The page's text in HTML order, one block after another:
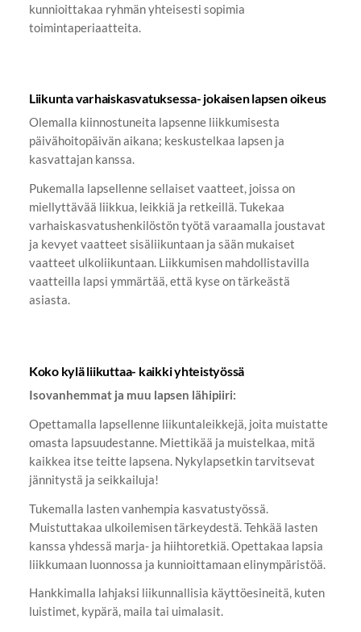
kunnioittakaa ryhmän yhteisesti sopimia
toimintaperiaatteita.
Liikunta varhaiskasvatuksessa- jokaisen lapsen oikeus
Olemalla kiinnostuneita lapsenne liikkumisesta
päivähoitopäivän aikana; keskustelkaa lapsen ja
kasvattajan kanssa.
Pukemalla lapsellenne sellaiset vaatteet, joissa on
miellyttävää liikkua, leikkiä ja retkeillä. Tukekaa
varhaiskasvatushenkilöstön työtä varaamalla joustavat
ja kevyet vaatteet sisäliikuntaan ja sään mukaiset
vaatteet ulkoliikuntaan. Liikkumisen mahdollistavilla
vaatteilla lapsi ymmärtää, että kyse on tärkeästä
asiasta.
Koko kylä liikuttaa- kaikki yhteistyössä
Isovanhemmat ja muu lapsen lähipiiri:
Opettamalla lapsellenne liikuntaleikkejä, joita muistatte
omasta lapsuudestanne. Miettikää ja muistelkaa, mitä
kaikkea itse teitte lapsena. Nykylapsetkin tarvitsevat
jännitystä ja seikkailuja!
Tukemalla lasten vanhempia kasvatustyössä.
Muistuttakaa ulkoilemisen tärkeydestä. Tehkää lasten
kanssa yhdessä marja- ja hiihtoretkiä. Opettakaa lapsia
liikkumaan luonnossa ja kunnioittamaan elinympäristöä.
Hankkimalla lahjaksi liikunnallisia käyttöesineitä, kuten
luistimet, kypärä, maila tai uimalasit.